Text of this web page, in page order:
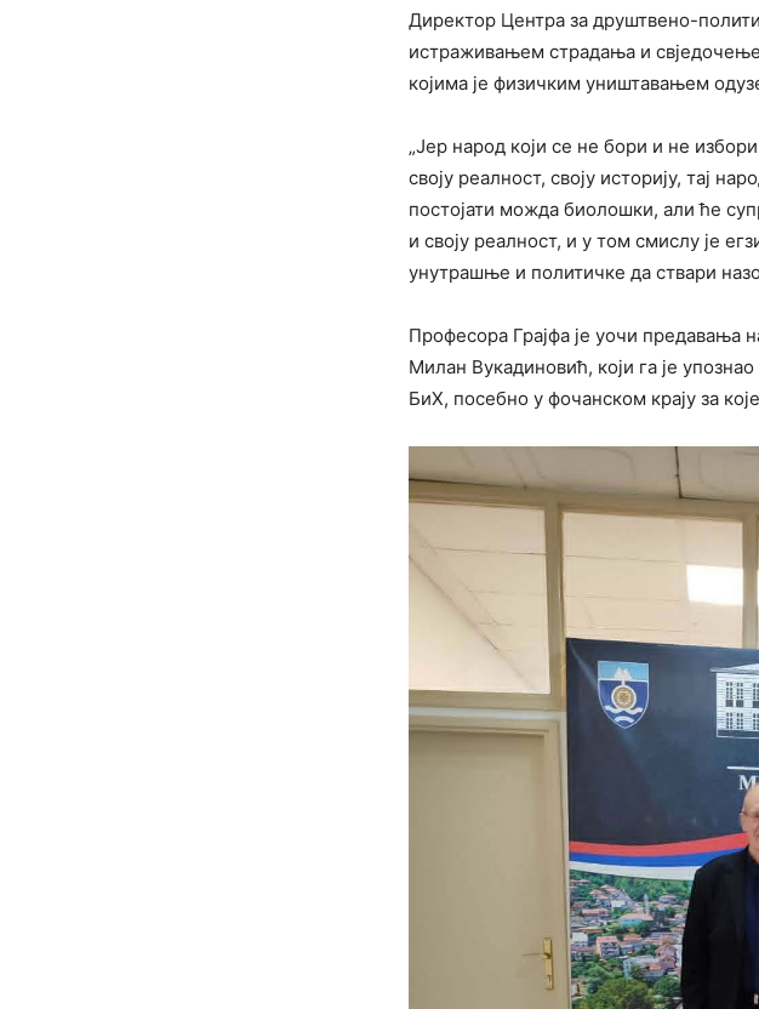
Директор Центра за друштвено-
истраживањем страдања и
којима је физичким уништавањем
„Јер народ који се не бори и не
своју реалност, своју историју, тај
постојати можда биолошки, али ће
и своју реалност, и у том смислу је
унутрашње и политичке да ствари
Професора Грајфа је уочи предавања
Милан Вукадиновић, који га је
БиХ, посебно у фочанском крају за